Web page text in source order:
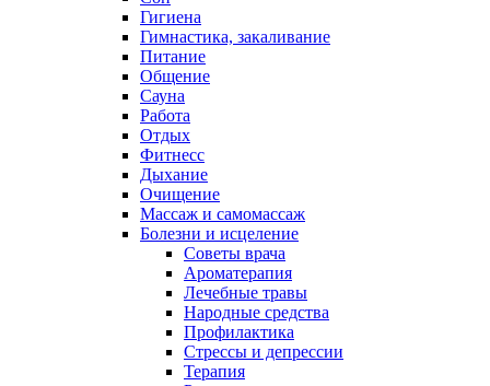
Гигиена
Гимнастика, закаливание
Питание
Общение
Сауна
Работа
Отдых
Фитнесс
Дыхание
Очищение
Массаж и самомассаж
Болезни и исцеление
Советы врача
Ароматерапия
Лечебные травы
Народные средства
Профилактика
Стрессы и депрессии
Терапия